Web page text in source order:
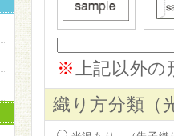
※上記以外の
織り方分類（